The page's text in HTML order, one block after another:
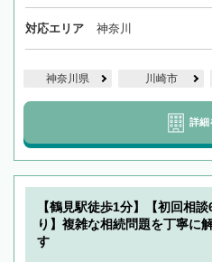
対応エリア 神奈川
神奈川県 川崎市
詳細
【鶴見駅徒歩1分】【初回相
り】複雑な相続問題を丁寧に
す